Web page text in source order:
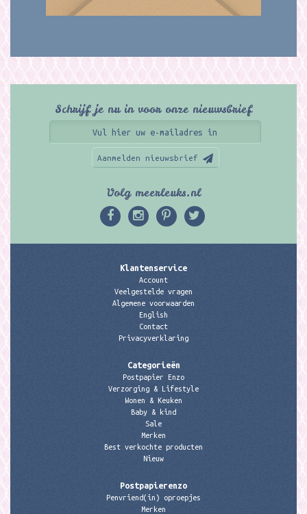
Schrijf je nu in voor onze nieuwsbrief
Aanmelden nieuwsbrief
Volg meerleuks.nl
Klantenservice
Account
Veelgestelde vragen
Algemene voorwaarden
English
Contact
Privacyverklaring
Categorieën
Postpapier Enzo
Verzorging & Lifestyle
Wonen & Keuken
Baby & kind
Sale
Merken
Best verkochte producten
Nieuw
Postpapierenzo
Penvriend(in) oproepjes
Merken